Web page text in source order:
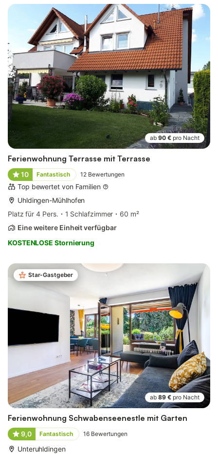
ab 90 € pro Nacht
Ferienwohnung Terrasse mit Terrasse
10 Fantastisch 12 Bewertungen
Top bewertet von Familien
Uhldingen-Mühlhofen
Platz für 4 Pers.
1 Schlafzimmer
60 m²
Eine weitere Einheit verfügbar
KOSTENLOSE Stornierung
Star-Gastgeber
ab 89 € pro Nacht
Ferienwohnung Schwabenseenestle mit Garten
9,0 Fantastisch 16 Bewertungen
Unteruhldingen